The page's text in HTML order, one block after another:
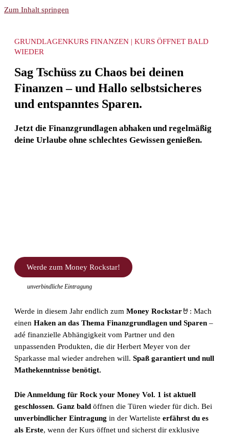
Zum Inhalt springen
GRUNDLAGENKURS FINANZEN | KURS ÖFFNET BALD
WIEDER
Sag Tschüss zu Chaos bei deinen
Finanzen – und Hallo selbstsicheres
und entspanntes Sparen.
Jetzt die Finanzgrundlagen abhaken und regelmäßig
deine Urlaube ohne schlechtes Gewissen genießen.
Werde zum Money Rockstar!
unverbindliche Eintragung
Werde in diesem Jahr endlich zum Money Rockstar🤘: Mach
einen Haken an das Thema Finanzgrundlagen und Sparen –
adé finanzielle Abhängigkeit vom Partner und den
unpassenden Produkten, die dir Herbert Meyer von der
Sparkasse mal wieder andrehen will. Spaß garantiert und null
Mathekenntnisse benötigt.
Die Anmeldung für Rock your Money Vol. 1 ist aktuell
geschlossen. Ganz bald öffnen die Türen wieder für dich. Bei
unverbindlicher Eintragung in der Warteliste erfährst du es
als Erste, wenn der Kurs öffnet und sicherst dir exklusive